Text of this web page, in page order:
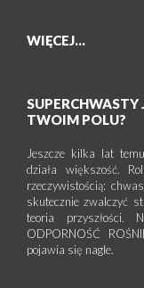
WIĘCEJ...
SUPERCHWASTY
TWOIM POLU?
Jeszcze kilka lat
działa większość.
rzeczywistością:
skutecznie zwalczyć
teoria przyszłości.
ODPORNOŚĆ
pojawia się nagle.